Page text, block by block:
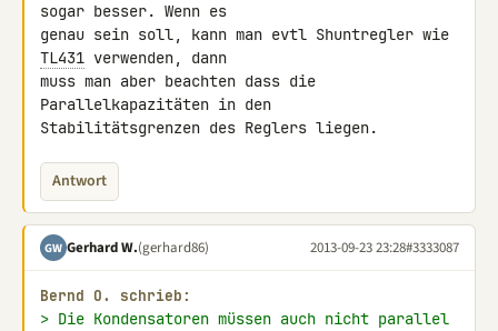
sogar besser. Wenn es
TL431 verwenden, dann
muss man aber beachten dass die
Parallelkapazitäten in den
Stabilitätsgrenzen des Reglers liegen.
Antwort
GW Gerhard W.(gerhard86) 2013-09-23 23:28#3333087
Bernd O. schrieb:
> Die Kondensatoren müssen auch nicht parallel